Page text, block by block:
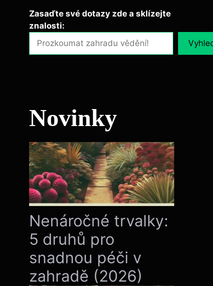
Zasaďte své dotazy zde a sklízejte
znalosti:
Novinky
Nenáročné trvalky:
5 druhů pro
snadnou péči v
zahradě (2026)